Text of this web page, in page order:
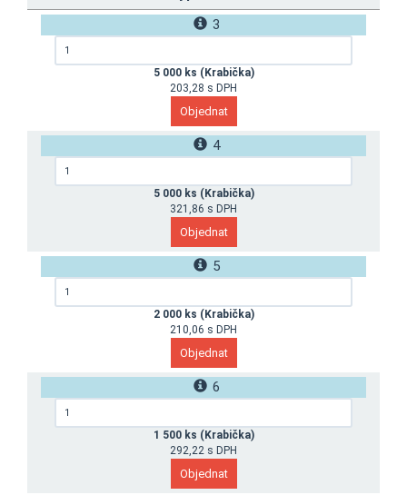
3
5 000 ks (Krabička)
203,28 s DPH
4
5 000 ks (Krabička)
321,86 s DPH
5
2 000 ks (Krabička)
210,06 s DPH
6
1 500 ks (Krabička)
292,22 s DPH